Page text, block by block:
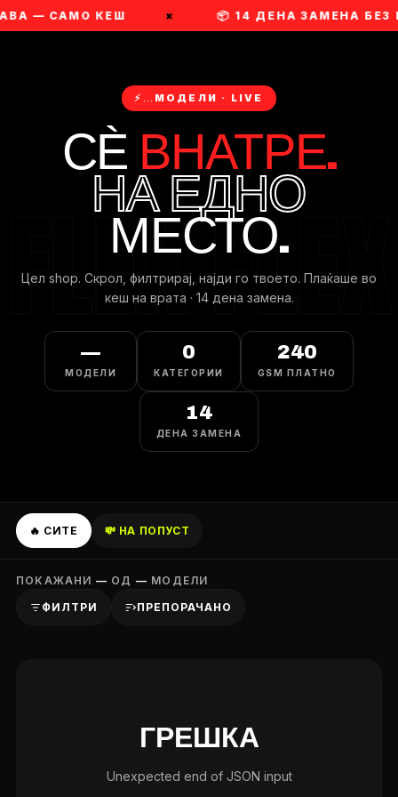
— САМО КЕШ × 📦 14 ДЕНА ЗАМЕНА
⚡ … МОДЕЛИ · LIVE
СЀ ВНАТРЕ.
НА ЕДНО
МЕСТО.
Цел shop. Скрол, филтрирaj, најди го твоето. Плаќаше во
кеш на врата · 14 дена замена.
—
МОДЕЛИ
0
КАТЕГОРИИ
240
GSM ПЛАТНО
14
ДЕНА ЗАМЕНА
🔥 СИТЕ 💸 НА ПОПУСТ
ПОКАЖАНИ — ОД — МОДЕЛИ
ФИЛТРИ
ПРЕПОРАЧАНО
ГРЕШКА
Unexpected end of JSON input